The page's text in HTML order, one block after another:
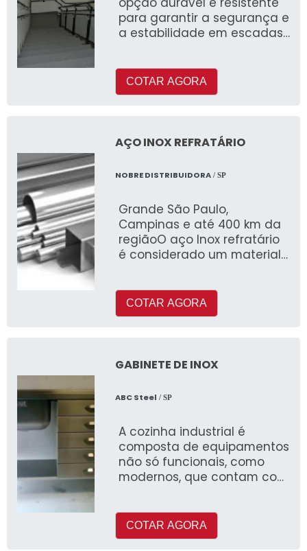
para garantir a segurança e
a estabilidade em escadas,
COTAR AGORA
AÇO INOX REFRATÁRIO
NOBRE DISTRIBUIDORA/ SP
Grande São Paulo,
Campinas e até 400 km da
regiãoO aço Inox refratário
é considerado um material
COTAR AGORA
GABINETE DE INOX
ABC Steel / SP
A cozinha industrial é
composta de equipamentos
não só funcionais, como
modernos, que contam com
COTAR AGORA